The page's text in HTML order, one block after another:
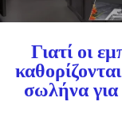
Γιατί οι
σωλήνα για